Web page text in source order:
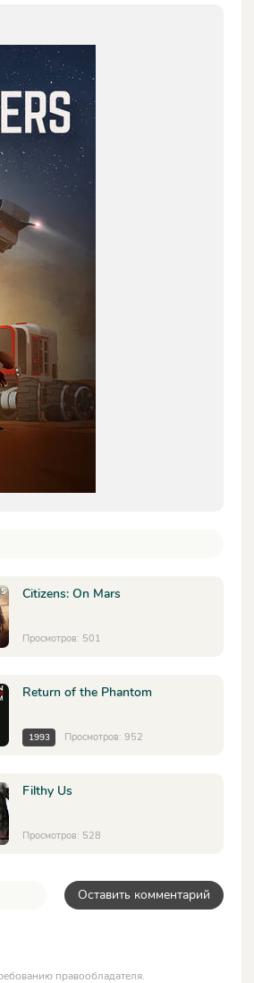
Citizens: On Mars
Просмотров: 501
Return of the Phantom
1993 Просмотров: 952
Filthy Us
Просмотров: 528
Оставить комментарий
правообладателя.